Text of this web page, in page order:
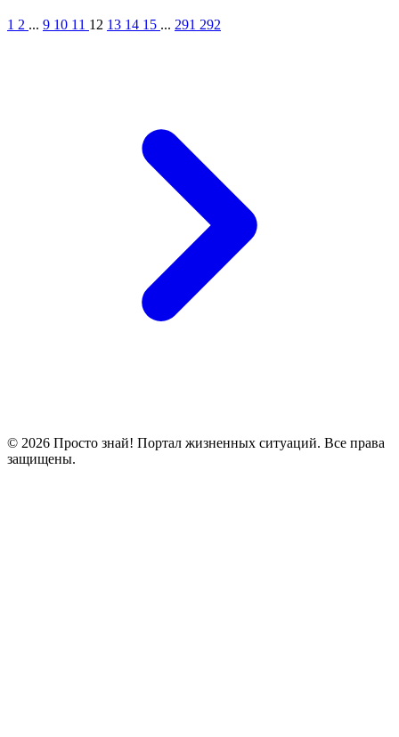
1 2 ... 9 10 11 12 13 14 15 ... 291 292
© 2026 Просто знай! Портал жизненных ситуаций. Все права
защищены.